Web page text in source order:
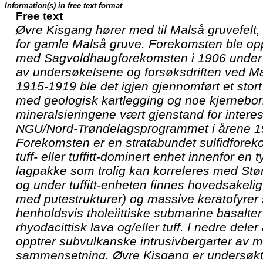
Information(s) in free text format
Free text
Øvre Kisgang hører med til Malså
for gamle Malså gruve. Forekomsten ble
med Sagvoldhaugforekomsten i 1906
av undersøkelsene og forsøksdriften ved
1915-1919 ble det igjen gjennomført et
med geologisk kartlegging og noe
mineralsieringene vært gjenstand for
NGU/Nord-Trøndelagsprogrammet i årene
Forekomsten er en stratabundet
tuff- eller tuffitt-dominert enhet innenfor en
lagpakke som trolig kan korreleres med
og under tuffitt-enheten finnes
med putestrukturer) og massive keratofyrer
henholdsvis tholeiittiske submarine
rhyodacittisk lava og/eller tuff. I nedre deler
opptrer subvulkanske intrusivbergarter av
sammensetning. Øvre Kisgang er